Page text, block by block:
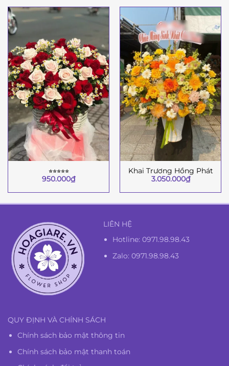
⭐︎⭐︎⭐︎⭐︎⭐︎
950.000₫
Khai Trương Hồng Phát
3.050.000₫
LIÊN HỆ
Hotline:0971.98.98.43
Zalo: 0971.98.98.43
QUY ĐỊNH VÀ CHÍNH SÁCH
Chính sách bảo mật thông tin
Chính sách bảo mật thanh toán